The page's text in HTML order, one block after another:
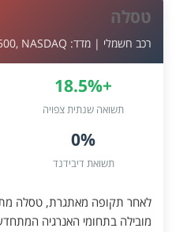
טסלה
רכב חשמלי | מדד: S&P 500, NASDAQ
+18.5%
תשואה שנתית צפויה
0%
תשואת דיבידנד
לאחר תקופה מאתגרת, טסלה
מובילה בתחומי האנרגיה